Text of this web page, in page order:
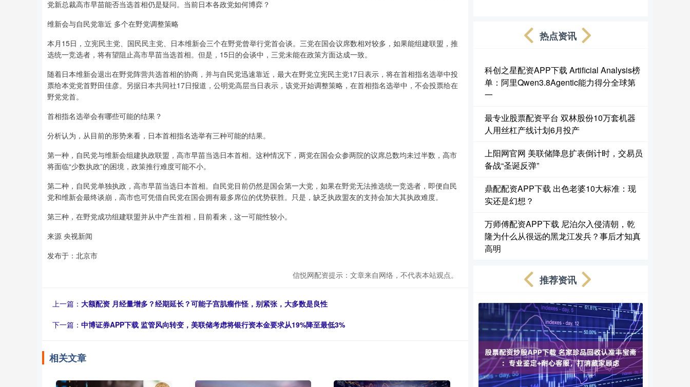
党新总裁高市早苗能否当选首相仍是疑问。当前日本各政党如何博弈？
维新会与自民党靠近 多个在野党调整策略
本月15日，立宪民主党、国民民主党、日本维新会三个在野党曾举行党首会谈。三党在国会议席数相对较多，如果能组建联盟，推
选统一竞选者，将有望阻止高市早苗当选首相。但是，15日的会谈中，三党未能在政策方面达成一致。
随着日本维新会退出在野党阵营共选首相的协商，并与自民党迅速靠近，最大在野党立宪民主党17日表示，将在首相指名选举中投
票给本党党首野田佳彦。另据日本共同社17日报道，公明党高层当日表示，该党开始调整策略，在首相指名选举中，不会投票给在
野党党首。
首相指名选举会有哪些可能的结果？
分析认为，从目前的形势来看，日本首相指名选举有三种可能的结果。
第一种，自民党与维新会组建执政联盟，高市早苗当选日本首相。这种情况下，两党在国会众参两院的议席总数均未过半数，高市
将面临“少数执政”的困境，政策推行难度可能不小。
第二种，自民党单独执政，高市早苗当选日本首相。自民党目前仍然是国会第一大党，如果在野党无法推选统一竞选者，即便自民
党和维新会最终谈崩，高市也可凭借自民党在国会拥有最多席位的优势获胜。只是，缺乏执政盟友的支持会加大其执政难度。
第三种，在野党成功组建联盟并从中产生首相，目前看来，这一可能性较小。
来源 央视新闻
发布于：北京市
信悦网配资提示：文章来自网络，不代表本站观点。
上一篇： 大额配资 月经量增多？经期延长？可能子宫肌瘤作怪，别紧张，大多数是良性
下一篇： 中博证券APP下载 监管风向转变，美联储考虑将银行资本金要求从19%降至最低3%
相关文章
热点资讯
科创之星配资APP下载 Artificial Analysis榜
单：阿里Qwen3.8Agentic能力得分全球第
一
最专业股票配资平台 双林股份10万套机器
人用丝杠产线计划6月投产
上阳网官网 美联储降息扩表倒计时，交易员
备战“圣诞反弹”
鼎配配资APP下载 出色老婆10大标准：现
实还是幻想？
万师傅配资APP下载 尼泊尔入侵清朝，乾
隆为什么从很远的黑龙江发兵？事后才知真
高明
推荐资讯